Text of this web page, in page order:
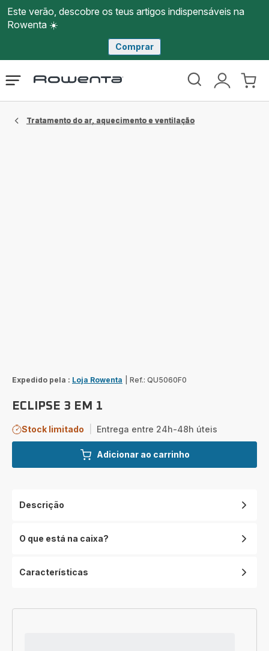
Este verão, descobre os teus artigos indispensáveis na
Rowenta ☀️
Comprar
Página
Rowenta
O
Abrir
Tratamento do ar, aquecimento e ventilação
Expedido pela : Loja Rowenta Ref.: QU5060F0
ECLIPSE 3 EM 1
Stock limitado Entrega entre 24h-48h úteis
Adicionar ao carrinho
Descrição
O que está na caixa?
Características